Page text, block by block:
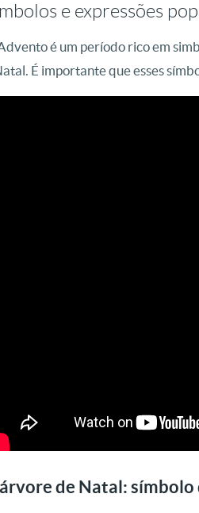
e expressões
é um período rico em
É importante que esses
de Natal: